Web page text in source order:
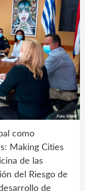
como
Making Cities
de las
del Riesgo de
de